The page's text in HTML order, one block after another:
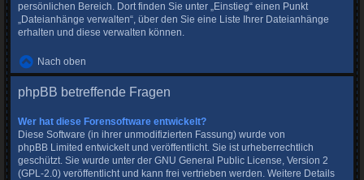
persönlichen Bereich. Dort finden Sie unter „Einstieg“ einen Punkt
„Dateianhänge verwalten“, über den Sie eine Liste Ihrer Dateianhänge
erhalten und diese verwalten können.
Nach oben
phpBB betreffende Fragen
Wer hat diese Forensoftware entwickelt?
Diese Software (in ihrer unmodifizierten Fassung) wurde von
phpBB Limited entwickelt und veröffentlicht. Sie ist urheberrechtlich
geschützt. Sie wurde unter der GNU General Public License, Version 2
(GPL-2.0) veröffentlicht und kann frei vertrieben werden. Weitere Details